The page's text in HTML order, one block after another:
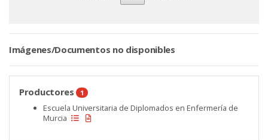
Imágenes/Documentos no disponibles
Productores 1
Escuela Universitaria de Diplomados en Enfermería de
Murcia